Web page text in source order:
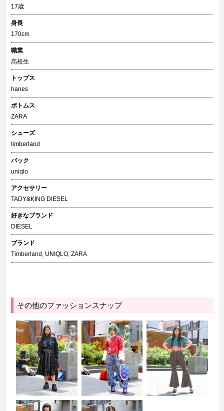
17歳
身長
170cm
職業
高校生
トップス
hanes
ボトムス
ZARA
シューズ
timberland
バック
uniqlo
アクセサリー
TADY&KING DIESEL
好きなブランド
DIESEL
ブランド
Timberland , UNIQLO, ZARA
その他のファッションスナップ